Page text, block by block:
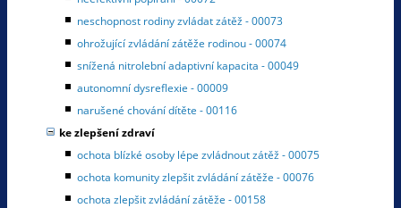
neschopnost rodiny zvládat zátěž - 00073
ohrožující zvládání zátěže rodinou - 00074
snížená nitrolební adaptivní kapacita - 00049
autonomní dysreflexie - 00009
narušené chování dítěte - 00116
ke zlepšení zdraví
ochota blízké osoby lépe zvládnout zátěž - 00075
ochota komunity zlepšit zvládání zátěže - 00076
ochota zlepšit zvládání zátěže - 00158